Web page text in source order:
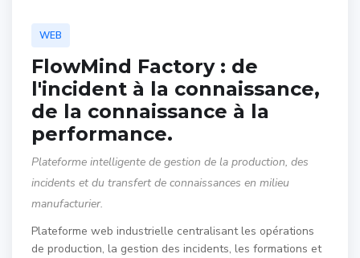
WEB
FlowMind Factory : de
l'incident à la connaissance,
de la connaissance à la
performance.
Plateforme intelligente de gestion de la production, des
incidents et du transfert de connaissances en milieu
manufacturier.
Plateforme web industrielle centralisant les opérations
de production, la gestion des incidents, les formations et